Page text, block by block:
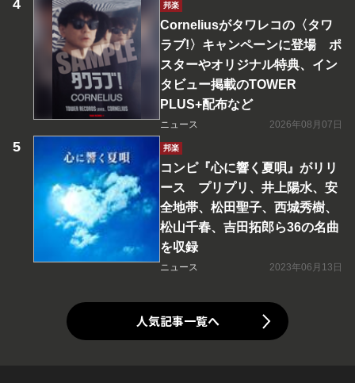
邦楽
Corneliusがタワレコの〈タワ
ラブ!〉キャンペーンに登場 ポ
スターやオリジナル特典、イン
タビュー掲載のTOWER
PLUS+配布など
ニュース 2026年08月07日
邦楽
コンピ『心に響く夏唄』がリリ
ース プリプリ、井上陽水、安
全地帯、松田聖子、西城秀樹、
松山千春、吉田拓郎ら36の名曲
を収録
ニュース 2023年06月13日
人気記事一覧へ